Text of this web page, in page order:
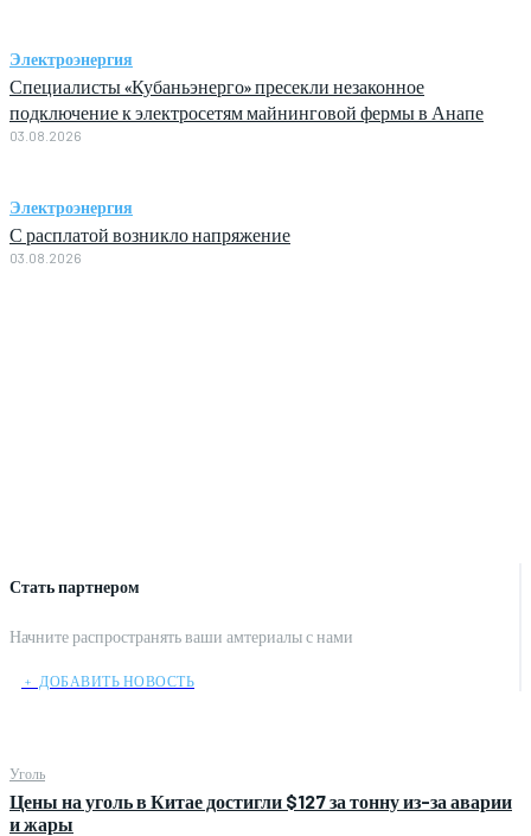
Стать партнером
Начните распространять ваши амтериалы с нами
﹢ ДОБАВИТЬ НОВОСТЬ
Уголь
Цены на уголь в Китае достигли $127 за тонну из-за аварии
и жары
Электроэнергия
Специалисты «Кубаньэнерго» пресекли незаконное
подключение к электросетям майнинговой фермы в Анапе
03.08.2026
Электроэнергия
С расплатой возникло напряжение
03.08.2026